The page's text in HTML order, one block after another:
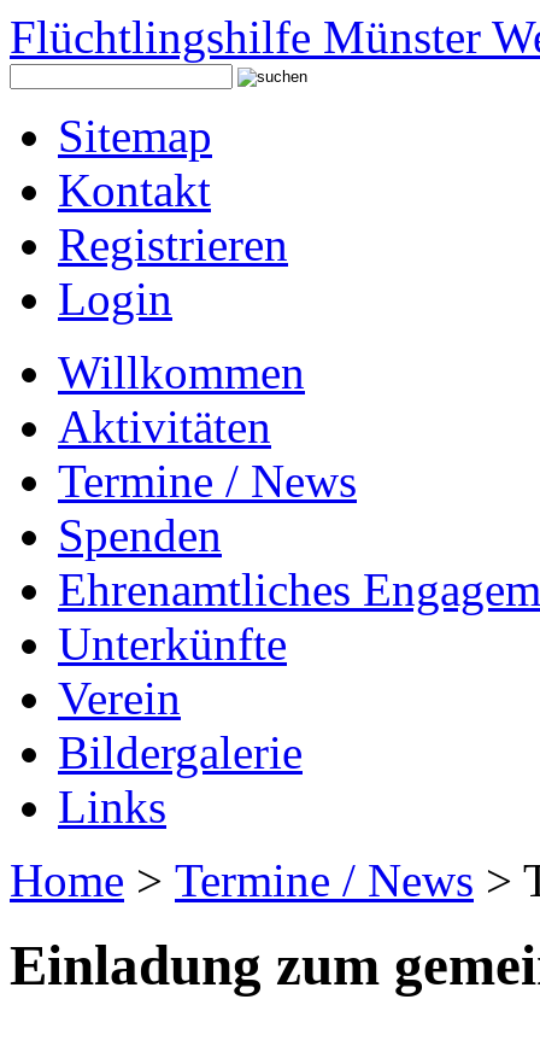
Flüchtlingshilfe Münster
Sitemap
Kontakt
Registrieren
Login
Willkommen
Aktivitäten
Termine / News
Spenden
Ehrenamtliches
Unterkünfte
Verein
Bildergalerie
Links
Home > Termine / News >
Einladung zum